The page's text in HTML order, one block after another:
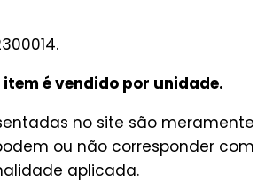
é vendido por unidade.
no site são meramente
ou não corresponder com
aplicada.